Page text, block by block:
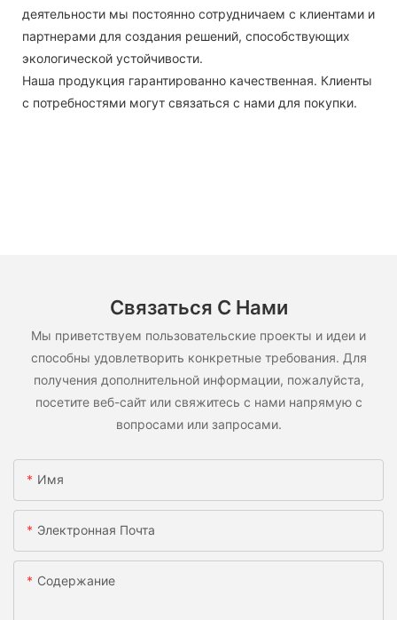
деятельности мы постоянно сотрудничаем с клиентами и
партнерами для создания решений, способствующих
экологической устойчивости.
Наша продукция гарантированно качественная. Клиенты
с потребностями могут связаться с нами для покупки.
Связаться С Нами
Мы приветствуем пользовательские проекты и идеи и
способны удовлетворить конкретные требования. Для
получения дополнительной информации, пожалуйста,
посетите веб-сайт или свяжитесь с нами напрямую с
вопросами или запросами.
Имя
Электронная Почта
Содержание